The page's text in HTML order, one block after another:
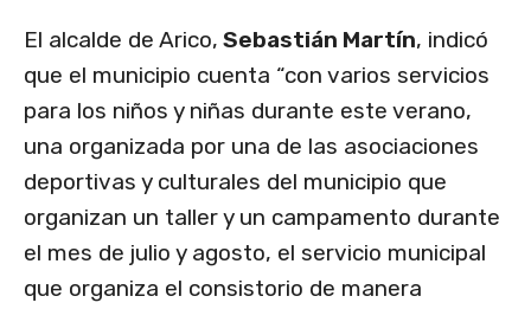
El alcalde de Arico, Sebastián Martín, indicó
que el municipio cuenta “con varios servicios
para los niños y niñas durante este verano,
una organizada por una de las asociaciones
deportivas y culturales del municipio que
organizan un taller y un campamento durante
el mes de julio y agosto, el servicio municipal
que organiza el consistorio de manera